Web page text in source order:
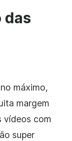
das
máximo,
margem
vídeos com
super